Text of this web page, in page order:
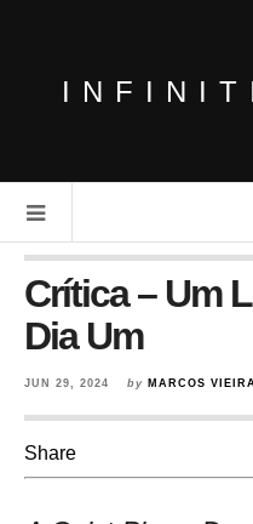
Crítica – Um
Dia Um
JUN 29, 2024 by MARCOS
Share